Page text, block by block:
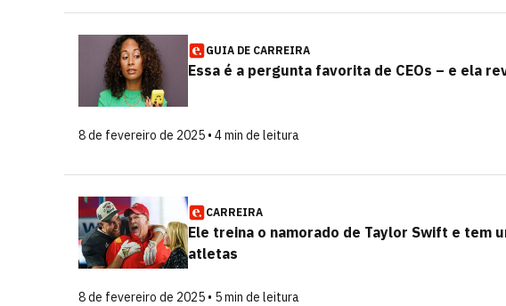
GUIA DE CARREIRA
Essa é a pergunta favorita de CEOs – e ela
8 de fevereiro de 2025 • 4 min de leitura
CARREIRA
Ele treina o namorado de Taylor Swift e tem
atletas
8 de fevereiro de 2025 • 5 min de leitura